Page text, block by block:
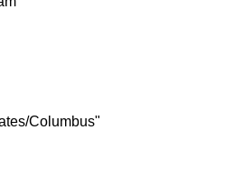
Columbus"